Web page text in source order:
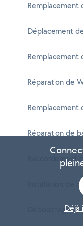
Remplacement
Déplacement
Remplacement
Réparation de
Remplacement
Réparation de
Raccordement
Installation de
Débouchage
Déjà